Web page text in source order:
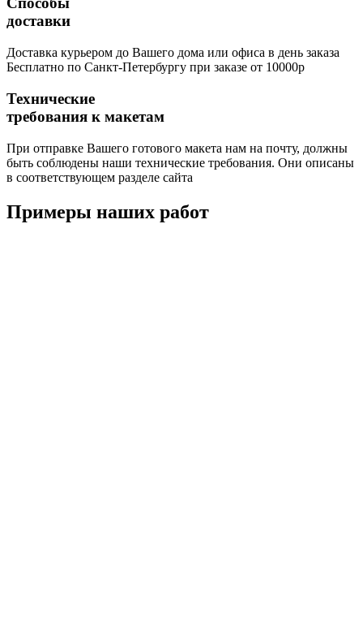
доставки
Доставка курьером до Вашего дома или офиса в день заказа
Бесплатно по Санкт-Петербургу при заказе от 10000р
Технические
требования к макетам
При отправке Вашего готового макета нам на почту, должны
быть соблюдены наши технические требования. Они описаны
в соответствующем разделе сайта
Примеры наших работ